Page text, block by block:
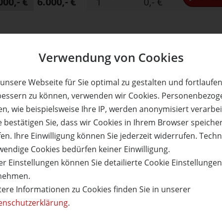
Verwendung von Cookies
Webseite für Sie optimal zu gestalten und
zu können, verwenden wir Cookies.
wie beispielsweise Ihre IP, werden anonymisiert
bestätigen Sie, dass wir Cookies in Ihrem Browser
Ihre Einwilligung können Sie jederzeit widerrufen.
Cookies bedürfen keiner Einwilligung.
Einstellungen können Sie detailierte Cookie Einstellungen
Informationen zu Cookies finden Sie in unserer
.
- Suite & Spa
für 2 Personen
zum halben Preis!
Adults only!
JETZT BESTELLEN
€
Verfügbar:
12
Versand:
3,50 €
Das Aunhamer - Suite & Spa
3 Übernachtungen für 2
in einer Suite zum
Adults only!
68%
WEITERE DETAILS
Wert:
592,- €
Preis:
190,- €
Verfügbar:
11